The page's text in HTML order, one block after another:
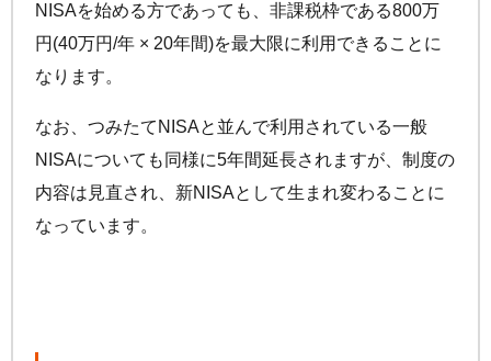
NISAを始める方であっても、非課税枠である800万
円(40万円/年 × 20年間)を最大限に利用できることに
なります。
なお、つみたてNISAと並んで利用されている一般
NISAについても同様に5年間延長されますが、制度の
内容は見直され、新NISAとして生まれ変わることに
なっています。